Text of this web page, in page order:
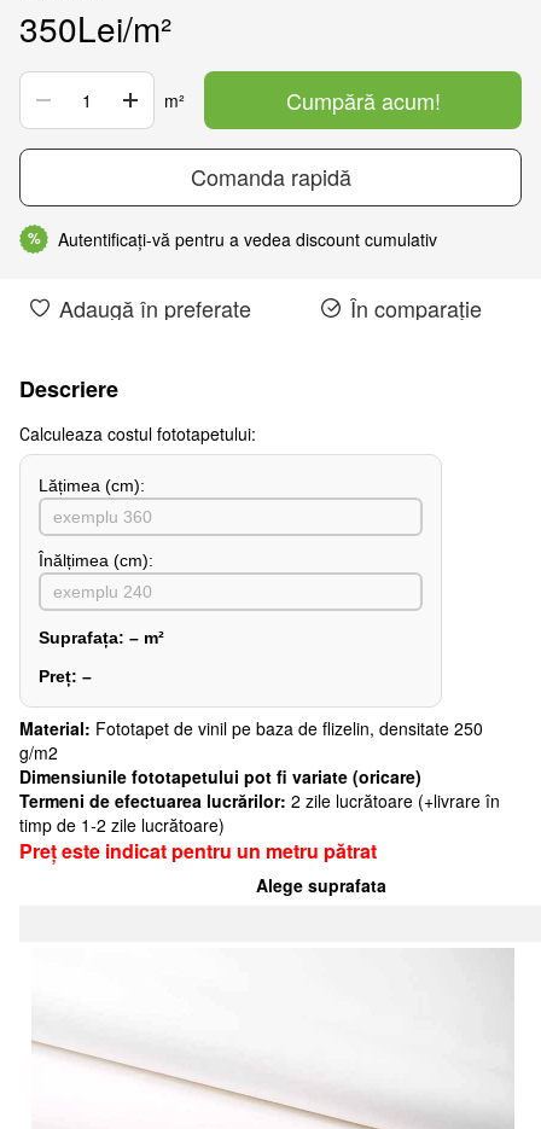
350Lei/m²
m² Cumpără acum!
Comanda rapidă
% Autentificați-vă pentru a vedea discount cumulativ
Adaugă în preferate În comparație
Descriere
Сalculeaza costul fototapetului:
Lățimea (сm):
Înălțimea (cm):
Suprafața: – m²
Preț: –
Material: Fototapet de vinil pe baza de flizelin, densitate 250
g/m2
Dimensiunile fototapetului pot fi variate (oricare)
Termeni de efectuarea lucrărilor: 2 zile lucrătoare (+livrare în
timp de 1-2 zile lucrătoare)
Preț este indicat pentru un metru pătrat
Alege suprafata